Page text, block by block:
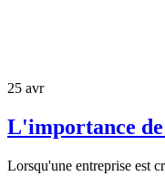
25 avr
L'importance
Lorsqu'une entreprise est